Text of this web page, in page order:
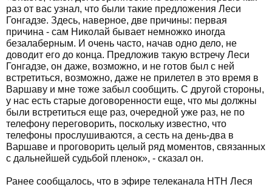
раз от вас узнал, что были такие предложения Леси
Гонгадзе. Здесь, наверное, две причины: первая
причина - сам Николай бывает немножко иногда
безалаберным. И очень часто, начав одно дело, не
доводит его до конца. Предложив такую встречу Леси
Гонгадзе, он даже, возможно, и не готов был с ней
встретиться, возможно, даже не прилетел в это время в
Варшаву и мне тоже забыл сообщить. С другой стороны,
у нас есть старые договоренности еще, что мы должны
были встретиться еще раз, очередной уже раз, не по
телефону переговорить, поскольку известно, что
телефоны прослушиваются, а сесть на день-два в
Варшаве и проговорить целый ряд моментов, связанных
с дальнейшей судьбой пленок», - сказал он.
Ранее сообщалось, что в эфире телеканала НТН Леся